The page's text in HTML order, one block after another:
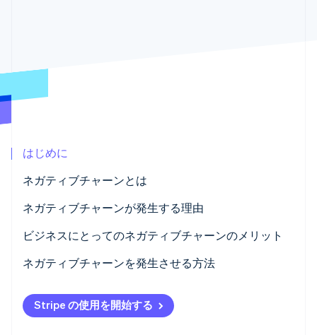
Radar
カーボンリムーバル
Identity
オンライン本人確認
Stripe Sessions 2026
ご覧ください。
こちらをご覧ください
はじめに
ネガティブチャーンとは
ネガティブチャーンが発生する理由
ビジネスにとってのネガティブチャーンのメリット
ネガティブチャーンを発生させる方法
各顧客とのやり取りをパーソナライズする
卓越したサポートを顧客に提供する
Stripe の使用を開始する